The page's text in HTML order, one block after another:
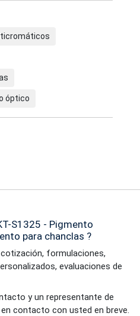
óptico
S1325 - Pigmento
para chanclas ?
cotización, formulaciones,
evaluaciones de
y un representante de
contacto con usted en breve.